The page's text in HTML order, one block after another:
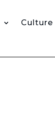
Culture